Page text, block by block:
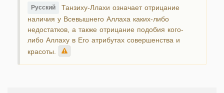
Русский Танзиху-Ллахи означает отрицание
наличия у Всевышнего Аллаха каких-либо
недостатков, а также отрицание подобия кого-
либо Аллаху в Его атрибутах совершенства и
красоты.